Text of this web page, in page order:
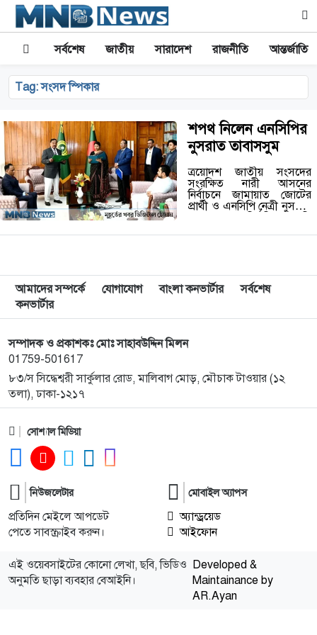
সর্বশেষ জাতীয় সারাদেশ রাজনীতি আন্তর্জাতিক
Tag:সংসদ স্পিকার
শপথ নিলেন এনসিপির
নুসরাত তাবাসসুম
ত্রয়োদশ জাতীয় সংসদের
সংরক্ষিত নারী আসনের
নির্বাচনে জামায়াত জোটের
প্রার্থী ও এনসিপি নেত্রী নুসরাত
(বুধবার) দুপুর ১২টায় পর তিনি
আমাদের সম্পর্কে যোগাযোগ বাংলা কনভার্টার
সর্বশেষ
কনভার্টার
সম্পাদক ও প্রকাশকঃ মোঃ সাহাবউদ্দিন মিলন
01759-501617
৮৩/স সিদ্ধেশ্বরী সার্কুলার রোড, মালিবাগ মোড়, মৌচাক টাওয়ার (১২
তলা), ঢাকা-১২১৭
সোশ্যাল মিডিয়া
নিউজলেটার
প্রতিদিন মেইলে আপডেট
পেতে সাবস্ক্রাইব করুন।
মোবাইল অ্যাপস
অ্যান্ড্রয়েড
আইফোন
এই ওয়েবসাইটের কোনো লেখা, ছবি, ভিডিও
অনুমতি ছাড়া ব্যবহার বেআইনি।
Developed &
Maintainance by
AR.Ayan